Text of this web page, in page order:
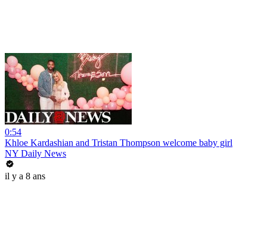
0:54
Khloe Kardashian and Tristan Thompson welcome baby girl
NY Daily News
il y a 8 ans